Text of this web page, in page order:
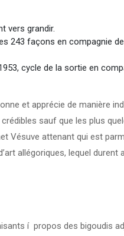
vers grandir.
243 façons en compagnie
cycle de la sortie en
et apprécie de manière
sauf que les plus
Vésuve attenant qui est
allégoriques, lequel durent
í propos des bigoudis